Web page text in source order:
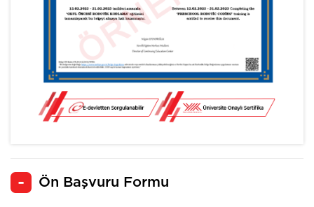
Ön Başvuru Formu